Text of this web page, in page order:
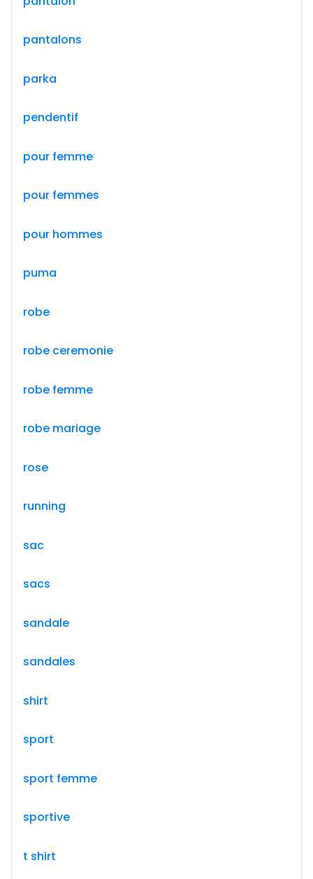
pantalons
parka
pendentif
pour femme
pour femmes
pour hommes
puma
robe
robe ceremonie
robe femme
robe mariage
rose
running
sac
sacs
sandale
sandales
shirt
sport
sport femme
sportive
t shirt